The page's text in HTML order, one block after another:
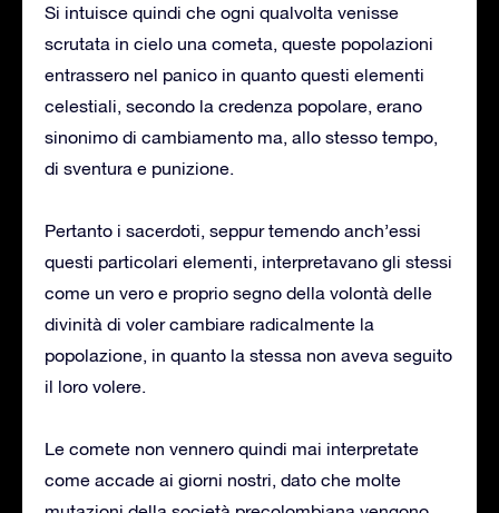
Si intuisce quindi che ogni qualvolta venisse
scrutata in cielo una cometa, queste popolazioni
entrassero nel panico in quanto questi elementi
celestiali, secondo la credenza popolare, erano
sinonimo di cambiamento ma, allo stesso tempo,
di sventura e punizione.
Pertanto i sacerdoti, seppur temendo anch’essi
questi particolari elementi, interpretavano gli stessi
come un vero e proprio segno della volontà delle
divinità di voler cambiare radicalmente la
popolazione, in quanto la stessa non aveva seguito
il loro volere.
Le comete non vennero quindi mai interpretate
come accade ai giorni nostri, dato che molte